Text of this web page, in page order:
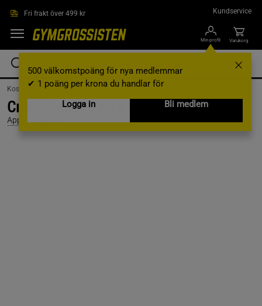
Fri frakt över 499 kr Kundservice
Min profil
500 välkomstpoäng för nya medlemmar
✔ 1 poäng per krona du handlar för
Logga in
Bli medlem
Varukorg
Kosttillskott /Gainer
Critical Mass 6 kg + Shaker på köpet
Applied Nutrition